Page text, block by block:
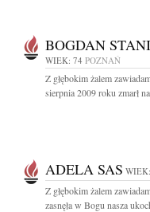
BOGDAN
WIEK: 74 POZNAŃ
Z głębokim żalem
sierpnia 2009 roku zmarł
ADELA SAS
Z głębokim żalem
zasnęła w Bogu nasza